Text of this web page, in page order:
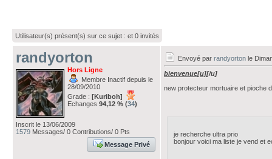
Utilisateur(s) présent(s) sur ce sujet : et 0 invités
randyorton
Hors Ligne
Membre Inactif depuis le
28/09/2010
Grade : [Kuriboh]
Echanges 94,12 % (34)
Inscrit le 13/06/2009
1579 Messages/ 0 Contributions/ 0 Pts
Message Privé
Envoyé par randyorton le
bienvenue[u][/u]
new protecteur mortuaire et pioche
je recherche ultra prio
bonjour voici ma liste je vend et